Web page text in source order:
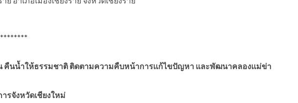
คืนน้ำให้ธรรมชาติ ติดตามความคืบหน้าการเเก้ไขปัญหา และพัฒนาคลองเเม่ข่า
รจังหวัดเชียงใหม่